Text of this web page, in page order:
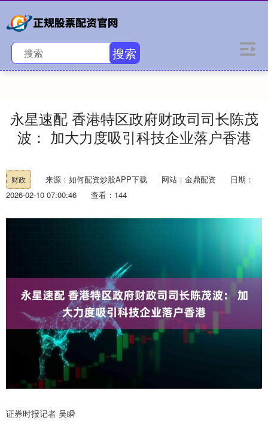
搜索
永星速配 香港特区政府财政司司长陈茂
波： 加大力度吸引科技企业落户香港
财政 来源：如何配资炒股APP下载 网站：金鼎配资
日期：
2026-02-10 07:00:46
查看：144
证券时报记者 吴瞬